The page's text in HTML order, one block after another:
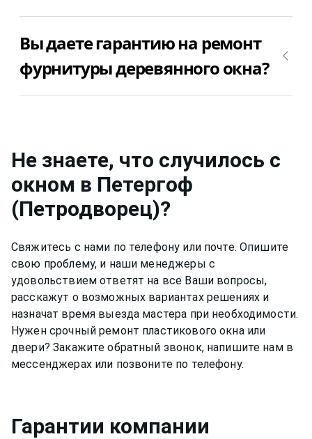
Петергоф (Петродворец) зависит от того, что
именно сломалось. Позвоните +7(812)9563854 и
уточните сколько будет стоить ремонт
Вы даете гарантию на ремонт
фурнитуры деревянного окна?
Не знаете, что случилось с
окном в Петергоф
(Петродворец)?
Свяжитесь с нами по телефону или почте. Опишите
свою проблему, и наши менеджеры с
удовольствием ответят на все Ваши вопросы,
расскажут о возможных вариантах решениях и
назначат время выезда мастера при необходимости.
Нужен срочный ремонт пластикового окна или
двери? Закажите обратный звонок, напишите нам в
мессенджерах или позвоните по телефону.
Гарантии компании